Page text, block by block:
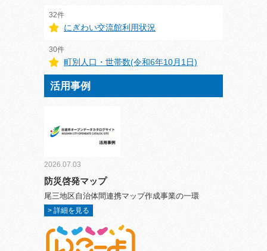
32件
にぎわい交流館利用状況
30件
町別人口・世帯数(令和6年10月1日)
活用事例
2026.07.03
防災啓発マップ
尾三地区自治体間連携マップ作成事業の一環
> 詳細を見る